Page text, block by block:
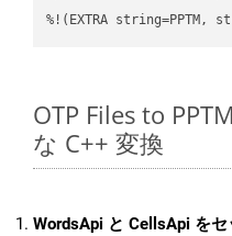
%!(EXTRA string=PPTM,
OTP Files to
な C++ 変換
WordsApi と CellsApi を